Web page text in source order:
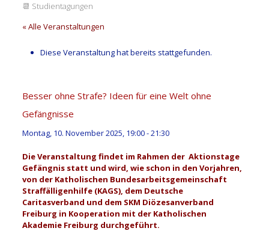
📆 Studientagungen
« Alle Veranstaltungen
Diese Veranstaltung hat bereits stattgefunden.
Besser ohne Strafe? Ideen für eine Welt ohne
Gefängnisse
Montag, 10. November 2025, 19:00-21:30
Die Veranstaltung findet im Rahmen der Aktionstage
Gefängnis statt und wird, wie schon in den Vorjahren,
von der Katholischen Bundesarbeitsgemeinschaft
Straffälligenhilfe (KAGS), dem Deutsche
Caritasverband und dem SKM Diözesanverband
Freiburg in Kooperation mit der Katholischen
Akademie Freiburg durchgeführt.